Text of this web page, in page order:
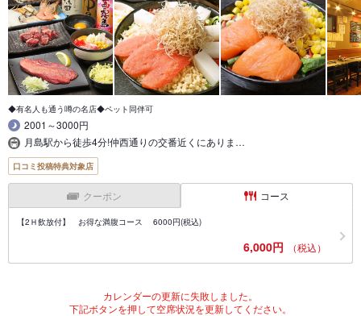
◆有名人も通う噂の名店◆ペット同伴可
2001～3000円
月島駅から徒歩4分!仲西通りの交番近くにありま…
口コミ投稿特典対象店
クーポン コース
【2Ｈ飲放付】 お得な満腹コース 6000円(税込)
6,000円 （税込）
カレンダーの更新に失敗しました。
下記ボタンを押して空席状況を更新してください。